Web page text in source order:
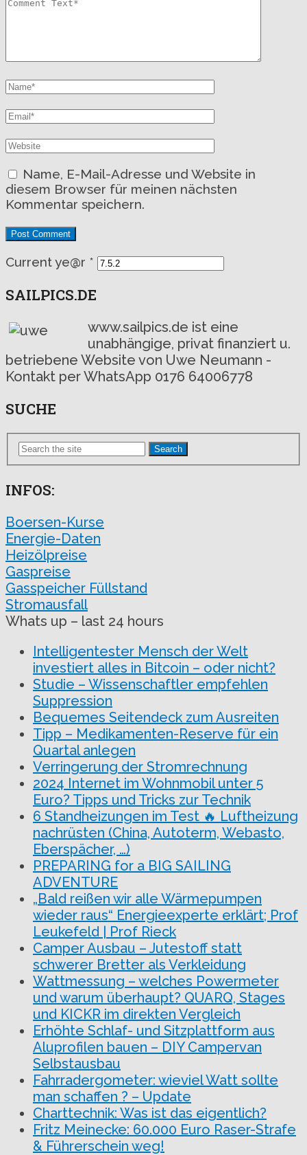
Name, E-Mail-Adresse und Website in
diesem Browser für meinen nächsten
Kommentar speichern.
Current ye@r *
SAILPICS.DE
www.sailpics.de ist eine
unabhängige, privat finanziert u.
betriebene Website von Uwe Neumann -
Kontakt per WhatsApp 0176 64006778
SUCHE
Search
INFOS:
Boersen-Kurse
Energie-Daten
Heizölpreise
Gaspreise
Gasspeicher Füllstand
Stromausfall
Whats up – last 24 hours
Intelligentester Mensch der Welt
investiert alles in Bitcoin – oder nicht?
Studie – Wissenschaftler empfehlen
Suppression
Bequemes Seitendeck zum Ausreiten
Tipp – Medikamenten-Reserve für ein
Quartal anlegen
Verringerung der Stromrechnung
2024 Internet im Wohnmobil unter 5
Euro? Tipps und Tricks zur Technik
6 Standheizungen im Test 🔥 Luftheizung
nachrüsten (China, Autoterm, Webasto,
Eberspächer, …)
PREPARING for a BIG SAILING
ADVENTURE
„Bald reißen wir alle Wärmepumpen
wieder raus“ Energieexperte erklärt; Prof
Leukefeld | Prof Rieck
Camper Ausbau – Jutestoff statt
schwerer Bretter als Verkleidung
Wattmessung – welches Powermeter
und warum überhaupt? QUARQ, Stages
und KICKR im direkten Vergleich
Erhöhte Schlaf- und Sitzplattform aus
Aluprofilen bauen – DIY Campervan
Selbstausbau
Fahrradergometer: wieviel Watt sollte
man schaffen ? – Update
Charttechnik: Was ist das eigentlich?
Fritz Meinecke: 60.000 Euro Raser-Strafe
& Führerschein weg!